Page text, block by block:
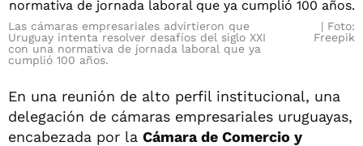
Las cámaras empresariales advirtieron que
Uruguay intenta resolver desafíos del siglo XXI
con una normativa de jornada laboral que ya
cumplió 100 años.
Foto:
Freepik
En una reunión de alto perfil institucional, una
delegación de cámaras empresariales uruguayas,
encabezada por la Cámara de Comercio y